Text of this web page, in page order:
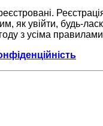
як увійти, будь-
з усіма